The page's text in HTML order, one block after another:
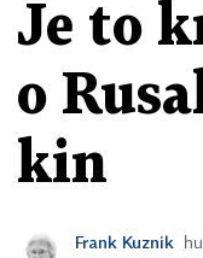
Je to
o
kin
Frank Kuznik